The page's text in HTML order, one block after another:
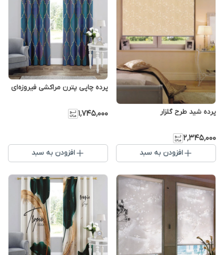
پرده شید طرح گلزار
۲٬۳۴۵٬۰۰۰
افزودن به سبد
پرده چاپی پترن مراکشی فیروزه‌ای
۱٬۷۴۵٬۰۰۰
افزودن به سبد